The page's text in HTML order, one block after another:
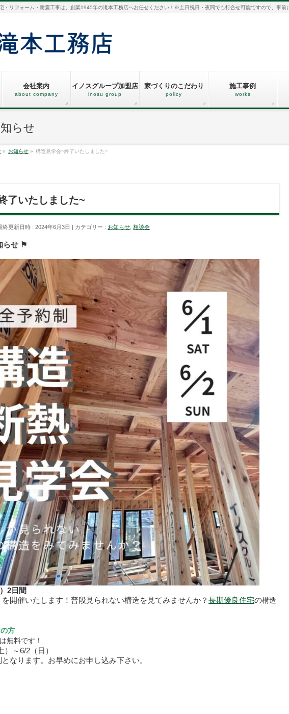
・リフォーム・耐震工事は、創業1945年の滝本工務店へお任せください！※土日祝日・夜間でも打合せ可能ですので、事前
会社案内
about company
イノスグループ加盟店
inosu group
家づくりのこだわり
policy
施工事例
works
らせ
» お知らせ » 構造見学会~終了いたしました~
了いたしました~
終更新日時 : 2024年6月3日 カテゴリー : お知らせ 相談会
らせ ⚑
2日間
を開催いたします！普段見られない構造を見てみませんか？ 長期優良住宅の構造
方
無料です！
）～6/2（日）
となります。お早めにお申し込み下さい。